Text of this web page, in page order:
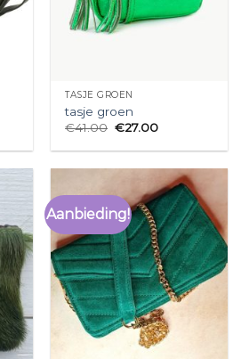
TASJE GROEN
tasje groen
€41.00 €27.00
Aanbieding!